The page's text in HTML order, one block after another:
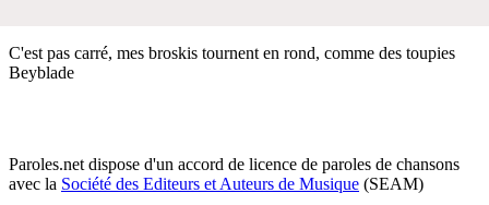
C'est pas carré, mes broskis tournent en rond, comme des toupies
Beyblade
Paroles.net dispose d'un accord de licence de paroles de chansons
avec la Société des Editeurs et Auteurs de Musique (SEAM)